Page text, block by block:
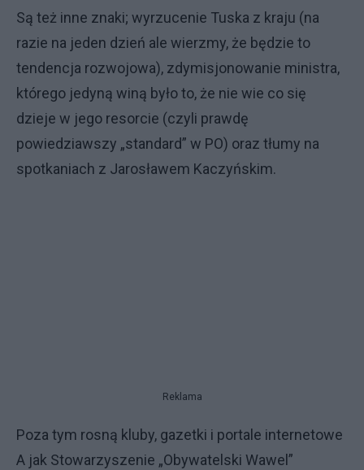
Są też inne znaki; wyrzucenie Tuska z kraju (na
razie na jeden dzień ale wierzmy, że będzie to
tendencja rozwojowa), zdymisjonowanie ministra,
którego jedyną winą było to, że nie wie co się
dzieje w jego resorcie (czyli prawdę
powiedziawszy „standard” w PO) oraz tłumy na
spotkaniach z Jarosławem Kaczyńskim.
Reklama
Poza tym rosną kluby, gazetki i portale internetowe
A jak Stowarzyszenie „Obywatelski Wawel”